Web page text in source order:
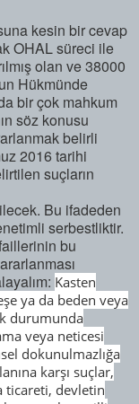
kesin bir cevap
OHAL süreci ile
olan ve 38000
Hükmünde
bir çok mahkum
söz konusu
belirli
2016 tarihi
suçların
Bu ifadeden
serbestliktir.
bu
Kasten
ya da beden veya
durumunda
veya neticesi
dokunulmazlığa
karşı suçlar,
ticareti, devletin